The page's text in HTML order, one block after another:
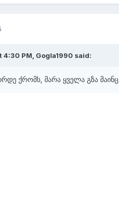
4:30 PM, Gogla1990 said:
ქრომს, მარა ყველა გზა